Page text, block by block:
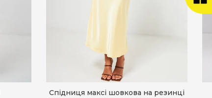
Спідниця максі шовкова на резинці